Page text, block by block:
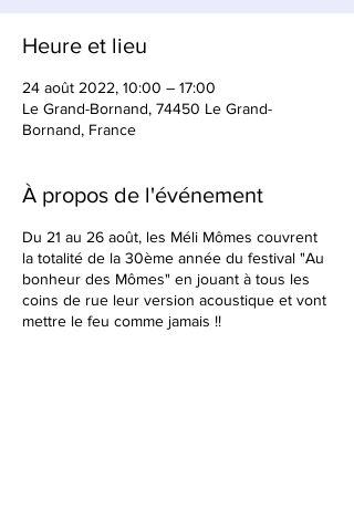
Heure et lieu
24 août 2022, 10:00 – 17:00
Le Grand-Bornand, 74450 Le Grand-
Bornand, France
À propos de l'événement
Du 21 au 26 août, les Méli Mômes couvrent
la totalité de la 30ème année du festival "Au
bonheur des Mômes" en jouant à tous les
coins de rue leur version acoustique et vont
mettre le feu comme jamais !!